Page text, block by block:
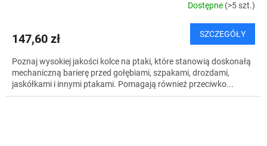
Dostępne (>5 szt.)
147,60 zł SZCZEGÓŁY
Poznaj wysokiej jakości kolce na ptaki, które stanowią doskonałą
mechaniczną barierę przed gołębiami, szpakami, drozdami,
jaskółkami i innymi ptakami. Pomagają również przeciwko...